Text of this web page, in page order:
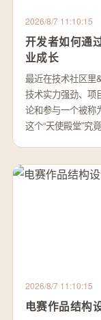
2026/8/7 11:10:15
开发者如何通
业成长
最近在技术社区里
技术实力强劲、项
论和参与一个被称
这个“天使殿堂”究
2026/8/7 11:10:15
电赛作品结构